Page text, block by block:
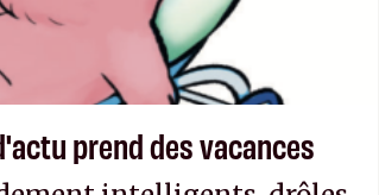
prend des vacances